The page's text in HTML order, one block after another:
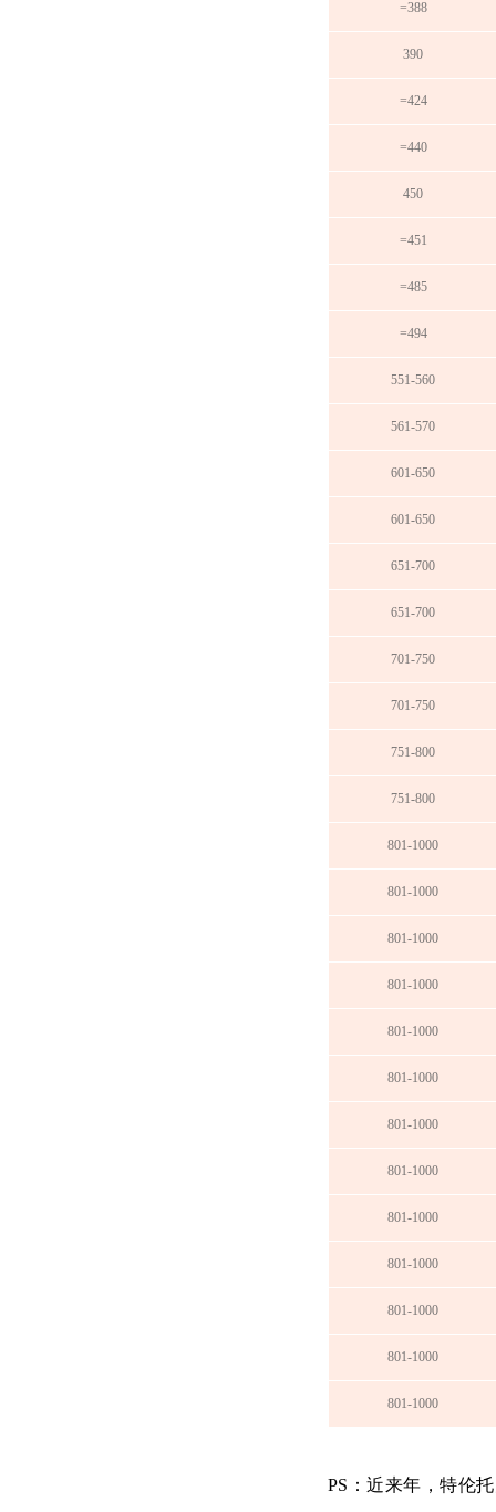
=388
390
=424
=440
450
=451
=485
=494
551-560
561-570
601-650
601-650
651-700
651-700
701-750
701-750
751-800
751-800
801-1000
801-1000
801-1000
801-1000
801-1000
801-1000
801-1000
801-1000
801-1000
801-1000
801-1000
801-1000
801-1000
PS：近来年，特伦